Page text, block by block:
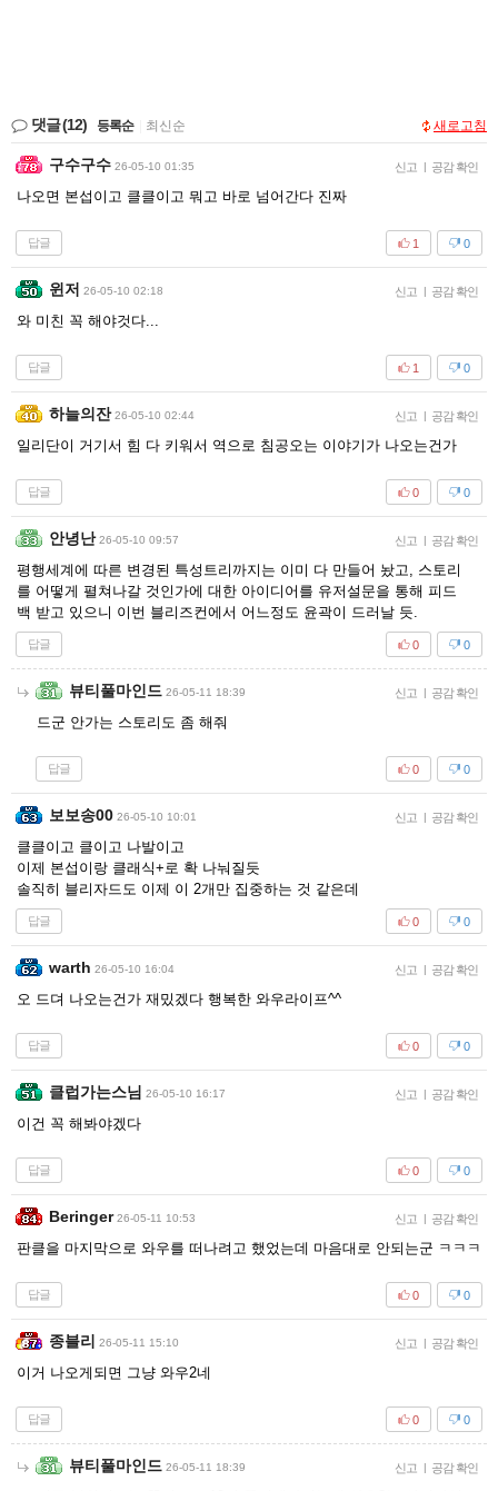
댓글(12) 등록순 최신순 새로고침
구수구수 26-05-10 01:35 신고 | 공감 확인
나오면 본섭이고 클클이고 뭐고 바로 넘어간다 진짜
답글 0
1
윈저 26-05-10 02:18 신고 | 공감 확인
와 미친 꼭 해야것다...
답글 0
1
하늘의잔 26-05-10 02:44 신고 | 공감 확인
일리단이 거기서 힘 다 키워서 역으로 침공오는 이야기가 나오는건가
답글 0
0
안녕난 26-05-10 09:57 신고 | 공감 확인
평행세계에 따른 변경된 특성트리까지는 이미 다 만들어 놨고, 스토리
를 어떻게 펼쳐나갈 것인가에 대한 아이디어를 유저설문을 통해 피드
백 받고 있으니 이번 블리즈컨에서 어느정도 윤곽이 드러날 듯.
답글 0
0
뷰티풀마인드 26-05-11 18:39 신고 | 공감 확인
드군 안가는 스토리도 좀 해줘
답글 0
0
보보송00 26-05-10 10:01 신고 | 공감 확인
클클이고 클이고 나발이고
이제 본섭이랑 클래식+로 확 나눠질듯
솔직히 블리자드도 이제 이 2개만 집중하는 것 같은데
답글 0
0
warth 26-05-10 16:04 신고 | 공감 확인
오 드뎌 나오는건가 재밌겠다 행복한 와우라이프^^
답글 0
0
클럽가는스님 26-05-10 16:17 신고 | 공감 확인
이건 꼭 해봐야겠다
답글 0
0
Beringer 26-05-11 10:53 신고 | 공감 확인
판클을 마지막으로 와우를 떠나려고 했었는데 마음대로 안되는군 ㅋㅋㅋ
답글 0
0
종블리 26-05-11 15:10 신고 | 공감 확인
이거 나오게되면 그냥 와우2네
답글 0
0
뷰티풀마인드 26-05-11 18:39 신고 | 공감 확인